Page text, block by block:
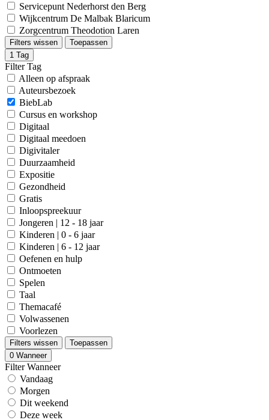
Servicepunt Nederhorst den Berg
Wijkcentrum De Malbak Blaricum
Zorgcentrum Theodotion Laren
Filters wissen
Toepassen
1 Tag
Filter Tag
Alleen op afspraak
Auteursbezoek
BiebLab
Cursus en workshop
Digitaal
Digitaal meedoen
Digivitaler
Duurzaamheid
Expositie
Gezondheid
Gratis
Inloopspreekuur
Jongeren | 12 - 18 jaar
Kinderen | 0 - 6 jaar
Kinderen | 6 - 12 jaar
Oefenen en hulp
Ontmoeten
Spelen
Taal
Themacafé
Volwassenen
Voorlezen
Filters wissen
Toepassen
0 Wanneer
Filter Wanneer
Vandaag
Morgen
Dit weekend
Deze week